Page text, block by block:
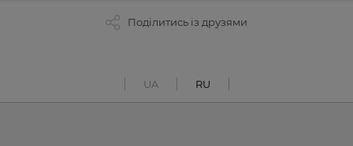
Поділитись із друзями
UA RU